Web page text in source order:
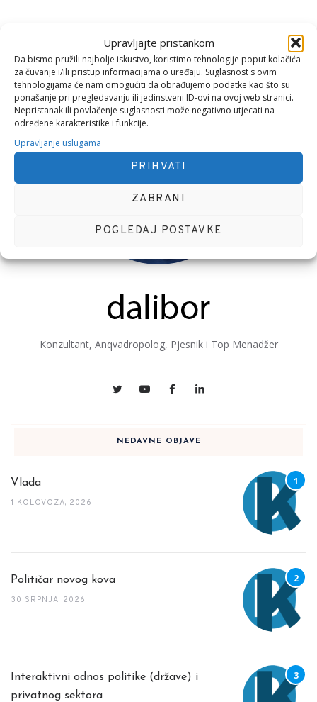
Upravljajte pristankom
Da bismo pružili najbolje iskustvo, koristimo tehnologije poput kolačića
za čuvanje i/ili pristup informacijama o uređaju. Suglasnost s ovim
tehnologijama će nam omogućiti da obrađujemo podatke kao što su
ponašanje pri pregledavanju ili jedinstveni ID-ovi na ovoj web stranici.
Nepristanak ili povlačenje suglasnosti može negativno utjecati na
određene karakteristike i funkcije.
Upravljanje uslugama
PRIHVATI
ZABRANI
POGLEDAJ POSTAVKE
O MENI
Konzultant, Anqvadropolog, Pjesnik i Top Menadžer
NEDAVNE OBJAVE
Vlada
1 KOLOVOZA, 2026
Političar novog kova
30 SRPNJA, 2026
Interaktivni odnos politike (države) i
privatnog sektora